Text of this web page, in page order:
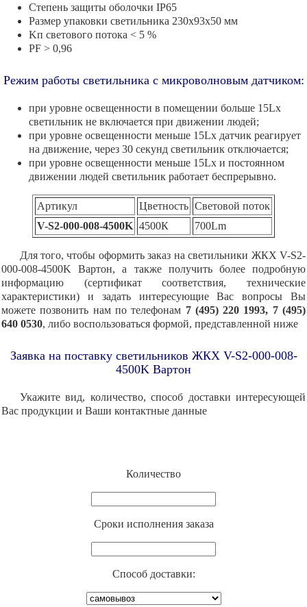
Степень защиты оболочки IP65
Размер упаковки светильника 230х93х50 мм
Kп светового потока < 5 %
PF > 0,96
Режим работы светильника с микроволновым датчиком:
при уровне освещенности в помещении больше 15Lx
светильник не включается при движении людей;
при уровне освещенности меньше 15Lx датчик реагирует
на движение, через 30 секунд светильник отключается;
при уровне освещенности меньше 15Lx и постоянном
движении людей светильник работает беспрерывно.
Артикул Цветность Световой поток
V-S2-000-008-4500K 4500К 700Lm
Для того, чтобы оформить заказ на светильники ЖКХ V-S2-
000-008-4500K Вартон, а также получить более подробную
информацию (сертификат соответствия, технические
характеристики) и задать интересующие Вас вопросы Вы
можете позвонить нам по телефонам 7 (495) 220 1993, 7 (495)
640 0530, либо воспользоваться формой, представленной ниже
Заявка на поставку светильников ЖКХ V-S2-000-008-
4500K Вартон
Укажите вид, количество, способ доставки интересующей
Вас продукции и Ваши контактные данные
Количество
Cроки исполнения заказа
Способ доставки: